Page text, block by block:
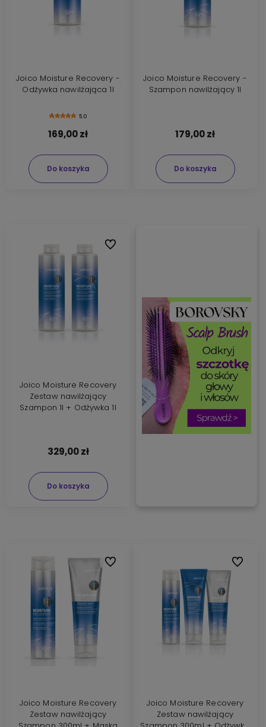
Joico Moisture Recovery -
Odżywka nawilżająca 1l
5.0
169,00 zł
Do koszyka
Joico Moisture Recovery -
Szampon nawilżający 1l
179,00 zł
Do koszyka
Joico Moisture Recovery
Zestaw nawilżający
Szampon 1l + Odżywka 1l
329,00 zł
Do koszyka
Do ulubionych
Joico Moisture Recovery
Zestaw nawilżający
Do ulubionych
Joico Moisture Recovery
Zestaw nawilżający
Do